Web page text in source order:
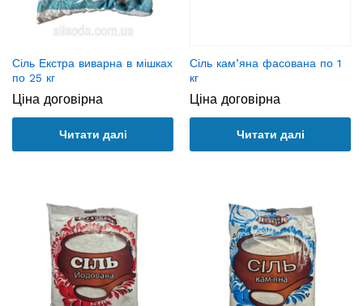
Сіль Екстра виварна в мішках
по 25 кг
Ціна договірна
Читати далі
Сіль кам’яна фасована по 1
кг
Ціна договірна
Читати далі